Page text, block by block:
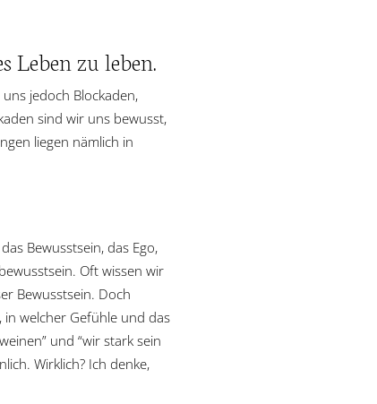
Leben zu leben.
jedoch Blockaden,
sind wir uns bewusst,
liegen nämlich in
Bewusstsein, das Ego,
Oft wissen wir
Bewusstsein. Doch
in welcher Gefühle und das
und “wir stark sein
Wirklich? Ich denke,